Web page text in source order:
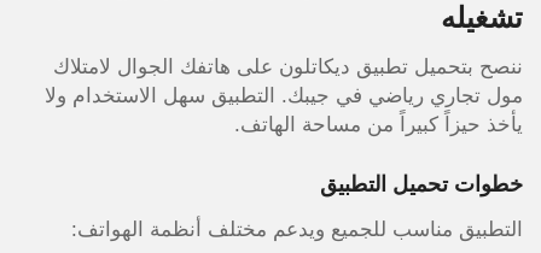
تشغيله
ننصح بتحميل تطبيق ديكاتلون على هاتفك الجوال لامتلاك
مول تجاري رياضي في جيبك. التطبيق سهل الاستخدام ولا
يأخذ حيزاً كبيراً من مساحة الهاتف.
خطوات تحميل التطبيق
التطبيق مناسب للجميع ويدعم مختلف أنظمة الهواتف: